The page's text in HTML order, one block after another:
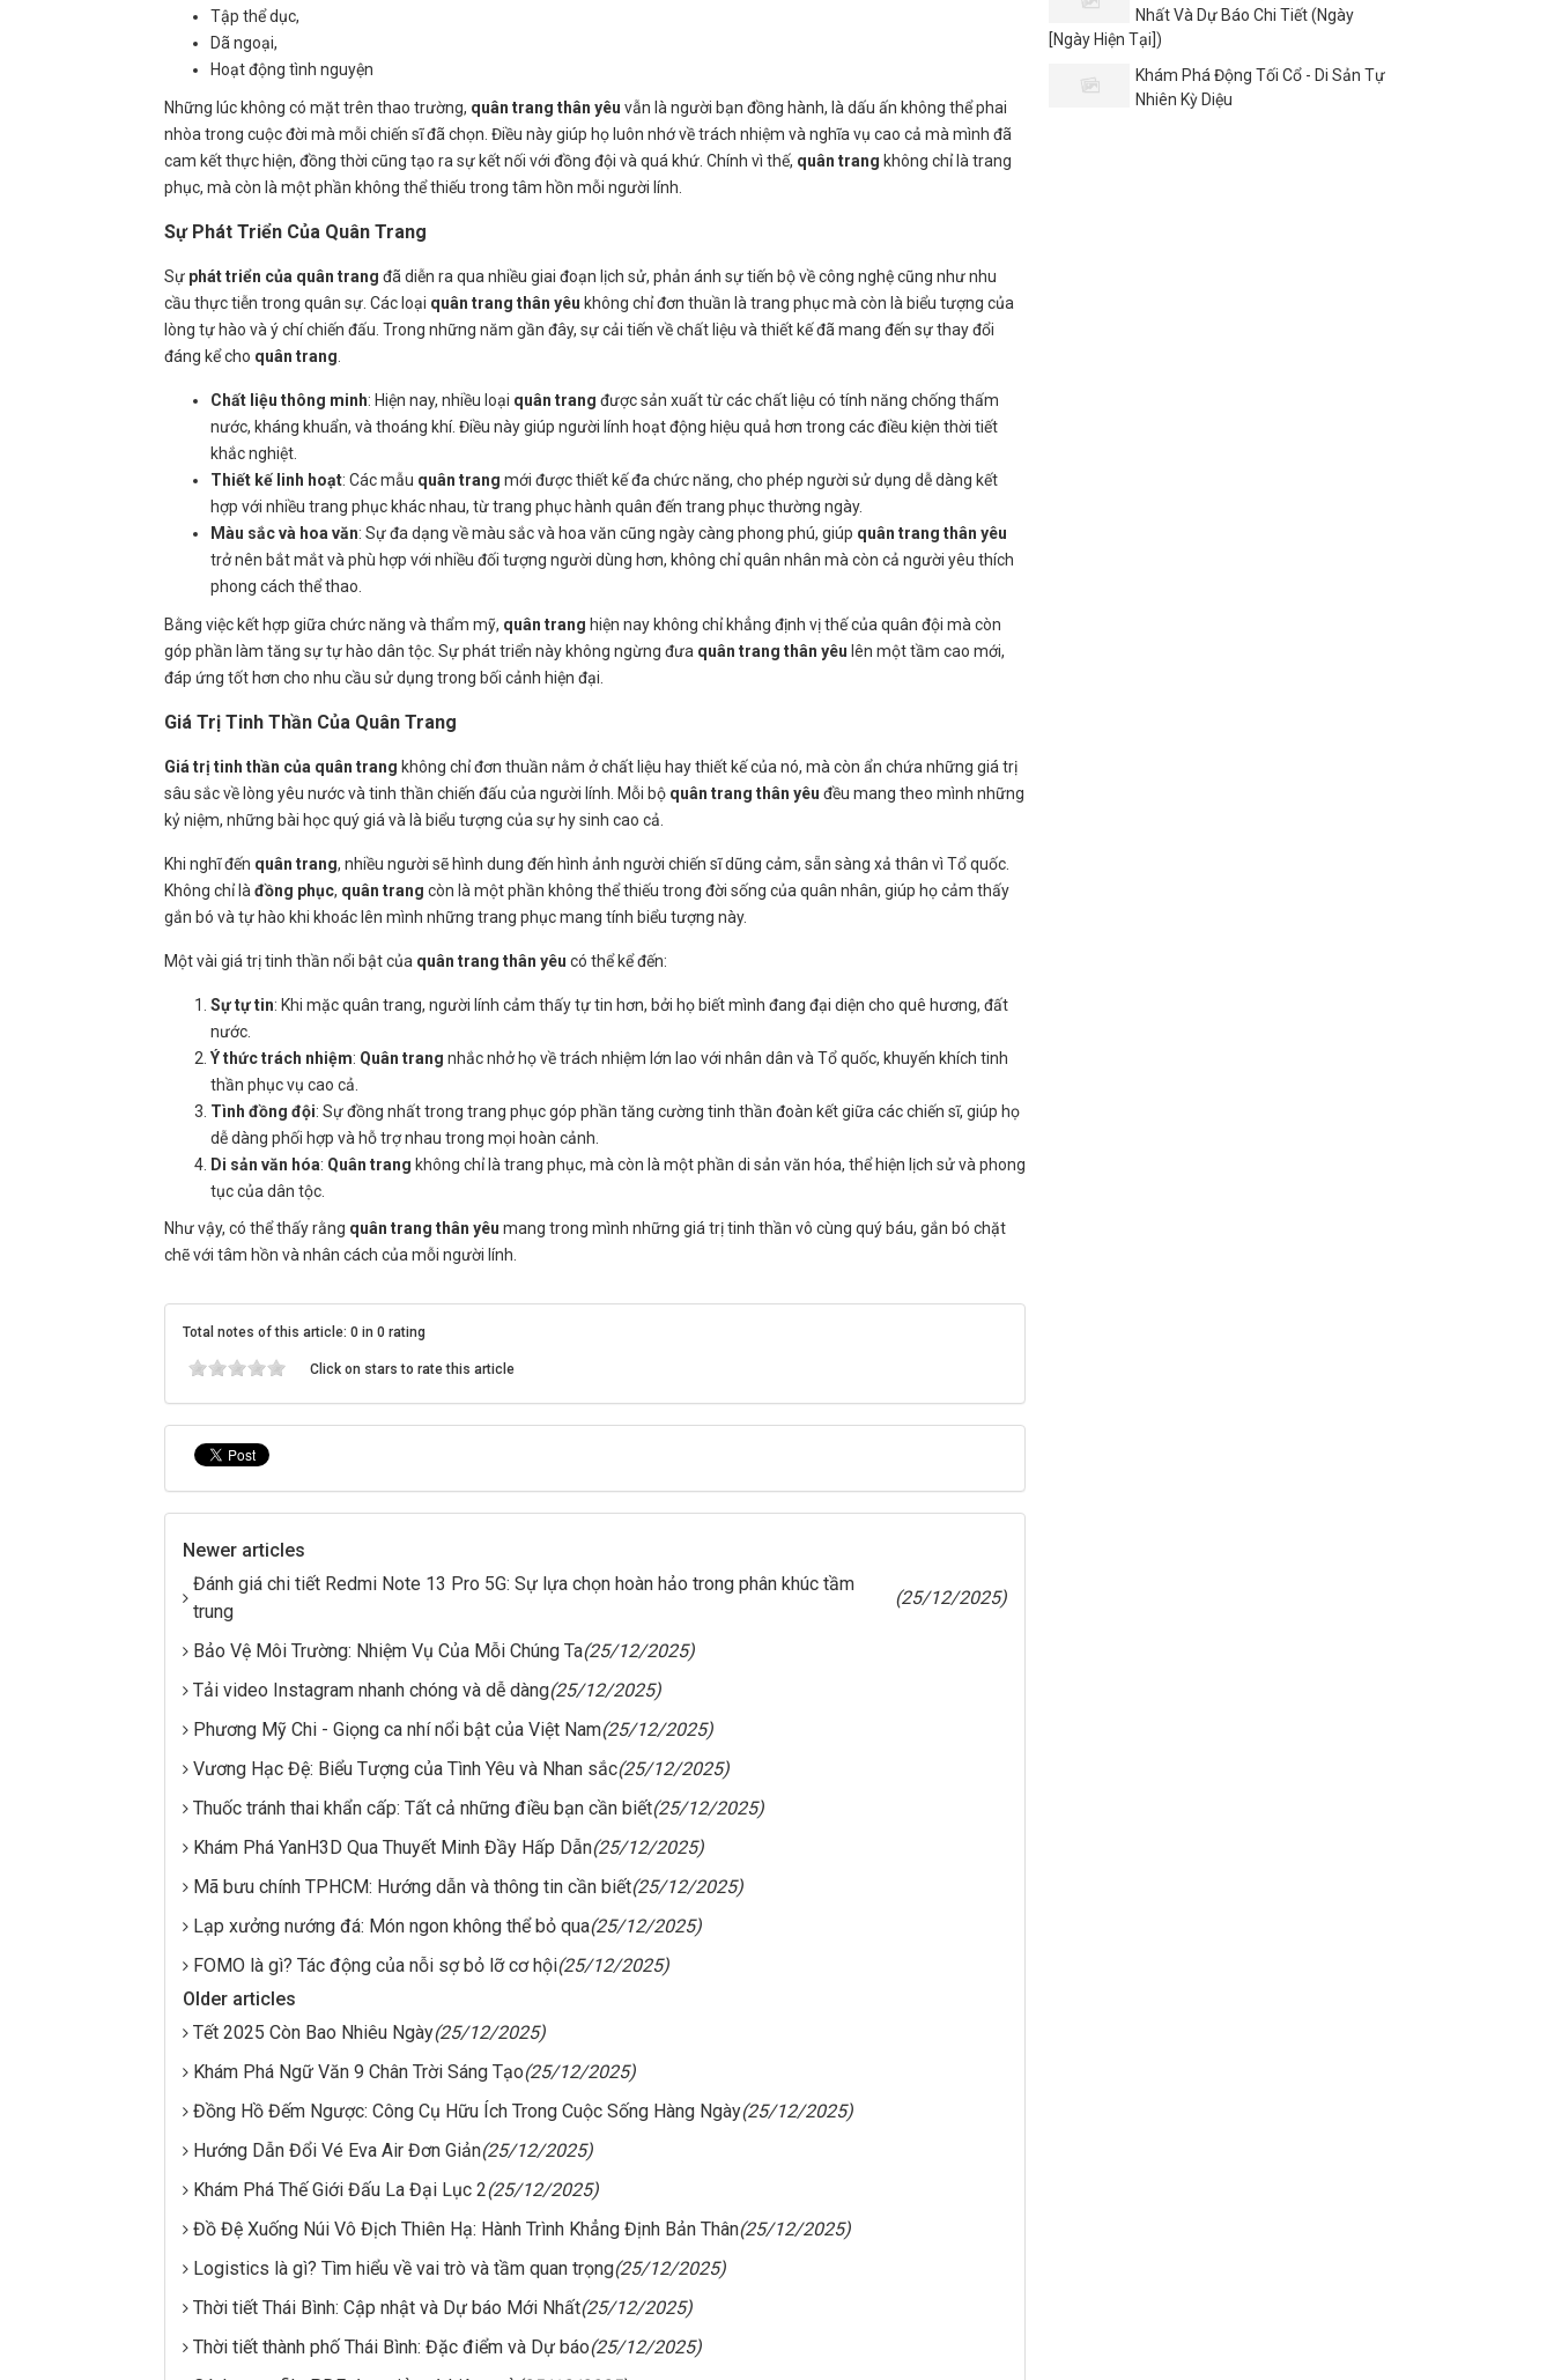
Tập thể dục,
Dã ngoại,
Hoạt động tình nguyện
Những lúc không có mặt trên thao trường, quân trang thân yêu vẫn là người bạn đồng hành, là dấu ấn không thể phai
nhòa trong cuộc đời mà mỗi chiến sĩ đã chọn. Điều này giúp họ luôn nhớ về trách nhiệm và nghĩa vụ cao cả mà mình đã
cam kết thực hiện, đồng thời cũng tạo ra sự kết nối với đồng đội và quá khứ. Chính vì thế, quân trang không chỉ là trang
phục, mà còn là một phần không thể thiếu trong tâm hồn mỗi người lính.
Sự Phát Triển Của Quân Trang
Sự phát triển của quân trang đã diễn ra qua nhiều giai đoạn lịch sử, phản ánh sự tiến bộ về công nghệ cũng như nhu
cầu thực tiễn trong quân sự. Các loại quân trang thân yêu không chỉ đơn thuần là trang phục mà còn là biểu tượng của
lòng tự hào và ý chí chiến đấu. Trong những năm gần đây, sự cải tiến về chất liệu và thiết kế đã mang đến sự thay đổi
đáng kể cho quân trang
Chất liệu thông minh: Hiện nay, nhiều loại quân trang được sản xuất từ các chất liệu có tính năng chống thấm
nước, kháng khuẩn, và thoáng khí. Điều này giúp người lính hoạt động hiệu quả hơn trong các điều kiện thời tiết
khắc nghiệt.
Thiết kế linh hoạt: Các mẫu quân trang mới được thiết kế đa chức năng, cho phép người sử dụng dễ dàng kết
hợp với nhiều trang phục khác nhau, từ trang phục hành quân đến trang phục thường ngày.
Màu sắc và hoa văn: Sự đa dạng về màu sắc và hoa văn cũng ngày càng phong phú, giúp quân trang thân yêu
trở nên bắt mắt và phù hợp với nhiều đối tượng người dùng hơn, không chỉ quân nhân mà còn cả người yêu thích
phong cách thể thao.
Bằng việc kết hợp giữa chức năng và thẩm mỹ, quân trang hiện nay không chỉ khẳng định vị thế của quân đội mà còn
góp phần làm tăng sự tự hào dân tộc. Sự phát triển này không ngừng đưa quân trang thân yêu lên một tầm cao mới,
đáp ứng tốt hơn cho nhu cầu sử dụng trong bối cảnh hiện đại.
Giá Trị Tinh Thần Của Quân Trang
Giá trị tinh thần của quân trang không chỉ đơn thuần nằm ở chất liệu hay thiết kế của nó, mà còn ẩn chứa những giá trị
sâu sắc về lòng yêu nước và tinh thần chiến đấu của người lính. Mỗi bộ quân trang thân yêu đều mang theo mình những
kỷ niệm, những bài học quý giá và là biểu tượng của sự hy sinh cao cả.
Khi nghĩ đến quân trang, nhiều người sẽ hình dung đến hình ảnh người chiến sĩ dũng cảm, sẵn sàng xả thân vì Tổ quốc.
Không chỉ là đồng phục, quân trang còn là một phần không thể thiếu trong đời sống của quân nhân, giúp họ cảm thấy
gắn bó và tự hào khi khoác lên mình những trang phục mang tính biểu tượng này.
Một vài giá trị tinh thần nổi bật của quân trang thân yêu có thể kể đến:
Sự tự tin: Khi mặc quân trang, người lính cảm thấy tự tin hơn, bởi họ biết mình đang đại diện cho quê hương, đất
nước.
Ý thức trách nhiệm: Quân trang nhắc nhở họ về trách nhiệm lớn lao với nhân dân và Tổ quốc, khuyến khích tinh
thần phục vụ cao cả.
Tình đồng đội: Sự đồng nhất trong trang phục góp phần tăng cường tinh thần đoàn kết giữa các chiến sĩ, giúp họ
dễ dàng phối hợp và hỗ trợ nhau trong mọi hoàn cảnh.
Di sản văn hóa: Quân trang không chỉ là trang phục, mà còn là một phần di sản văn hóa, thể hiện lịch sử và phong
tục của dân tộc.
Như vậy, có thể thấy rằng quân trang thân yêu mang trong mình những giá trị tinh thần vô cùng quý báu, gắn bó chặt
chẽ với tâm hồn và nhân cách của mỗi người lính.
Total notes of this article: 0 in 0 rating
Click on stars to rate this article
Newer articles
Đánh giá chi tiết Redmi Note 13 Pro 5G: Sự lựa chọn hoàn hảo trong phân khúc tầm
trung
(25/12/2025)
Bảo Vệ Môi Trường: Nhiệm Vụ Của Mỗi Chúng Ta(25/12/2025)
Tải video Instagram nhanh chóng và dễ dàng(25/12/2025)
Phương Mỹ Chi - Giọng ca nhí nổi bật của Việt Nam(25/12/2025)
Vương Hạc Đệ: Biểu Tượng của Tình Yêu và Nhan sắc(25/12/2025)
Thuốc tránh thai khẩn cấp: Tất cả những điều bạn cần biết(25/12/2025)
Khám Phá YanH3D Qua Thuyết Minh Đầy Hấp Dẫn(25/12/2025)
Mã bưu chính TPHCM: Hướng dẫn và thông tin cần biết(25/12/2025)
Lạp xưởng nướng đá: Món ngon không thể bỏ qua(25/12/2025)
FOMO là gì? Tác động của nỗi sợ bỏ lỡ cơ hội(25/12/2025)
Older articles
Tết 2025 Còn Bao Nhiêu Ngày(25/12/2025)
Khám Phá Ngữ Văn 9 Chân Trời Sáng Tạo(25/12/2025)
Đồng Hồ Đếm Ngược: Công Cụ Hữu Ích Trong Cuộc Sống Hàng Ngày(25/12/2025)
Hướng Dẫn Đổi Vé Eva Air Đơn Giản(25/12/2025)
Khám Phá Thế Giới Đấu La Đại Lục 2(25/12/2025)
Đồ Đệ Xuống Núi Vô Địch Thiên Hạ: Hành Trình Khẳng Định Bản Thân(25/12/2025)
Logistics là gì? Tìm hiểu về vai trò và tầm quan trọng(25/12/2025)
Thời tiết Thái Bình: Cập nhật và Dự báo Mới Nhất(25/12/2025)
Thời tiết thành phố Thái Bình: Đặc điểm và Dự báo(25/12/2025)
Nhất Và Dự Báo Chi Tiết (Ngày
[Ngày Hiện Tại])
Khám Phá Động Tối Cổ - Di Sản Tự
Nhiên Kỳ Diệu